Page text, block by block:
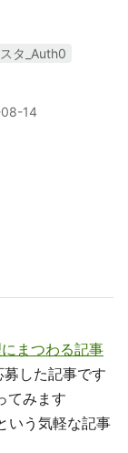
タ_Auth0
14
まつわる記事
募した記事です
てみます
いう気軽な記事